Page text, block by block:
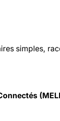
simples,